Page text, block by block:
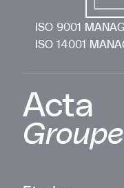
ISO 9001
ISO 14001
Acta
Groupe